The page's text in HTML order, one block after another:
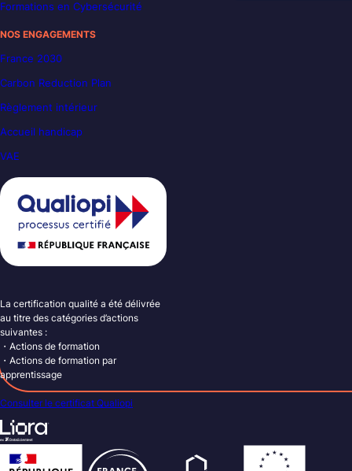
Formations en Cybersécurité
NOS ENGAGEMENTS
France 2030
Carbon Reduction Plan
Règlement intérieur
Accueil handicap
VAE
La certification qualité a été délivrée
au titre des catégories d’actions
suivantes :
・Actions de formation
・Actions de formation par
apprentissage
Consulter le certificat Qualiopi